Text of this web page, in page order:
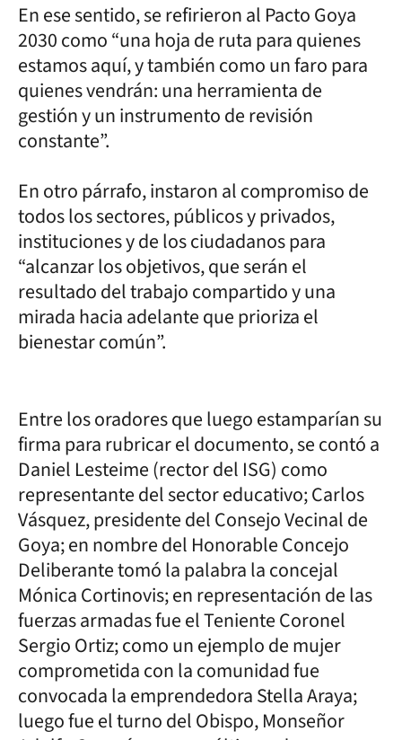
En ese sentido, se refirieron al Pacto Goya
2030 como “una hoja de ruta para quienes
estamos aquí, y también como un faro para
quienes vendrán: una herramienta de
gestión y un instrumento de revisión
constante”.
En otro párrafo, instaron al compromiso de
todos los sectores, públicos y privados,
instituciones y de los ciudadanos para
“alcanzar los objetivos, que serán el
resultado del trabajo compartido y una
mirada hacia adelante que prioriza el
bienestar común”.
Entre los oradores que luego estamparían su
firma para rubricar el documento, se contó a
Daniel Lesteime (rector del ISG) como
representante del sector educativo; Carlos
Vásquez, presidente del Consejo Vecinal de
Goya; en nombre del Honorable Concejo
Deliberante tomó la palabra la concejal
Mónica Cortinovis; en representación de las
fuerzas armadas fue el Teniente Coronel
Sergio Ortiz; como un ejemplo de mujer
comprometida con la comunidad fue
convocada la emprendedora Stella Araya;
luego fue el turno del Obispo, Monseñor